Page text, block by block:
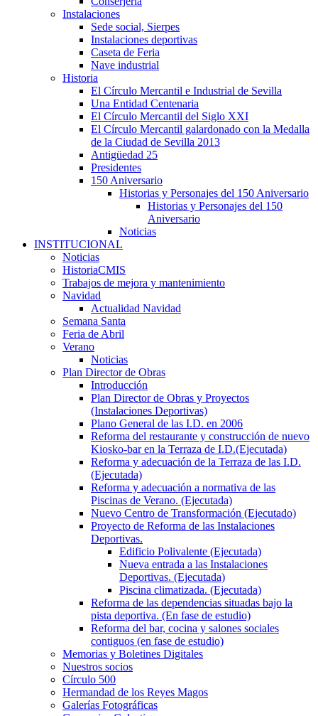
Instalaciones
Sede social, Sierpes
Instalaciones deportivas
Caseta de Feria
Nave industrial
Historia
El Círculo Mercantil e Industrial de Sevilla
Una Entidad Centenaria
El Círculo Mercantil del Siglo XXI
El Círculo Mercantil galardonado con la Medalla
de la Ciudad de Sevilla 2013
Antigüedad 25
Presidentes
150 Aniversario
Historias y Personajes del 150 Aniversario
Historias y Personajes del 150
Aniversario
Noticias
INSTITUCIONAL
Noticias
HistoriaCMIS
Trabajos de mejora y mantenimiento
Navidad
Actualidad Navidad
Semana Santa
Feria de Abril
Verano
Noticias
Plan Director de Obras
Introducción
Plan Director de Obras y Proyectos
(Instalaciones Deportivas)
Plano General de las I.D. en 2006
Reforma del restaurante y construcción de nuevo
Kiosko-bar en la Terraza de I.D.(Ejecutada)
Reforma y adecuación de la Terraza de las I.D.
(Ejecutada)
Reforma y adecuación a normativa de las
Piscinas de Verano. (Ejecutada)
Nuevo Centro de Transformación (Ejecutado)
Proyecto de Reforma de las Instalaciones
Deportivas.
Edificio Polivalente (Ejecutada)
Nueva entrada a las Instalaciones
Deportivas. (Ejecutada)
Piscina climatizada. (Ejecutada)
Reforma de las dependencias situadas bajo la
pista deportiva. (En fase de estudio)
Reforma del bar, cocina y salones sociales
contiguos (en fase de estudio)
Memorias y Boletines Digitales
Nuestros socios
Círculo 500
Hermandad de los Reyes Magos
Galerías Fotográficas